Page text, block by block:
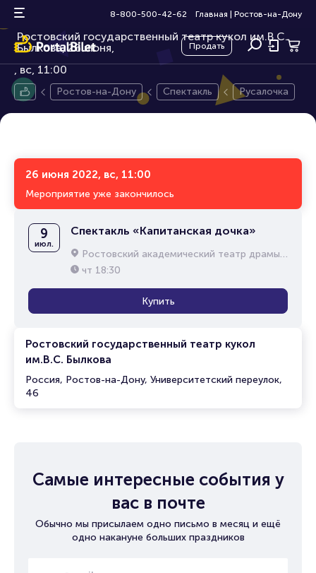
8-800-500-42-62 Главная Ростов-на-Дону
Продать
Русалочка
Ростовский государственный театр кукол им.В.С.
Былкова, 26 июня,
0+
вс, 11:00
Ростов-на-Дону Спектакль Русалочка
26 июня 2022, вс, 11:00
Мероприятие уже закончилось
Ростовский государственный театр кукол
им.В.С. Былкова
Россия, Ростов-на-Дону, Университетский переулок,
46
9
июл.
Спектакль «Капитанская дочка»
Ростовский академический театр драмы им. М.Горького
чт 18:30
Купить
Самые интересные события у
вас в почте
Обычно мы присылаем одно письмо в месяц и ещё
одно накануне больших праздников